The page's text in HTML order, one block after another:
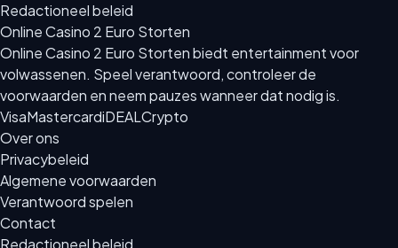
Redactioneel beleid
Online Casino 2 Euro Storten
Online Casino 2 Euro Storten biedt entertainment voor
volwassenen. Speel verantwoord, controleer de
voorwaarden en neem pauzes wanneer dat nodig is.
VisaMastercardiDEALCrypto
Over ons
Privacybeleid
Algemene voorwaarden
Verantwoord spelen
Contact
Redactioneel beleid